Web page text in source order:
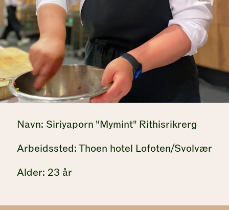
Navn: Siriyaporn "Mymint" Rithisrikrerg
Arbeidssted: Thoen hotel Lofoten/Svolvær
Alder: 23 år